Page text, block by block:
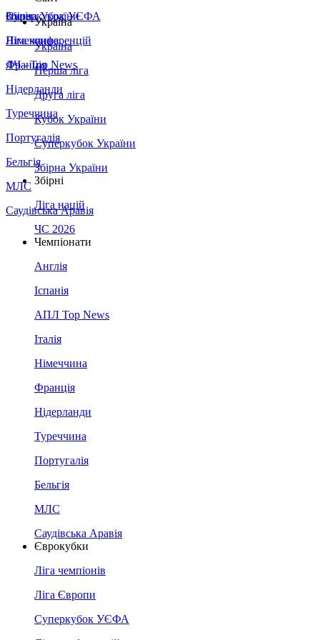
Збірна України
Італія
Німеччина
Франція
Нідерланди
Туреччина
Португалія
Бельгія
МЛС
Саудівська Аравія
Суперкубок УЄФА
Ліга конференцій
ЛЧ - Top News
Україна
Україна
Перша ліга
Друга ліга
Кубок України
Суперкубок України
Збірна України
Збірні
Ліга націй
ЧС 2026
Чемпіонати
Англія
Іспанія
АПЛ Top News
Італія
Німеччина
Франція
Нідерланди
Туреччина
Португалія
Бельгія
МЛС
Саудівська Аравія
Єврокубки
Ліга чемпіонів
Ліга Європи
Суперкубок УЄФА